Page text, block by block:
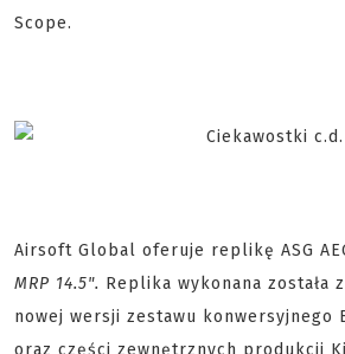
Scope.
Airsoft Global oferuje replikę ASG
MRP 14.5". Replika wykonana została
nowej wersji zestawu konwersyjnego